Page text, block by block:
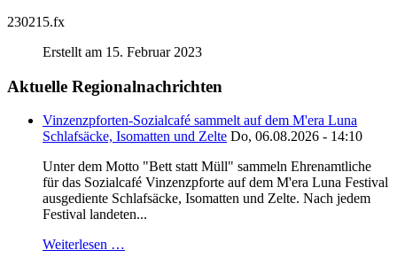
230215.fx
Erstellt am 15. Februar 2023
Aktuelle Regionalnachrichten
Vinzenzpforten-Sozialcafé sammelt auf dem M'era Luna
Schlafsäcke, Isomatten und Zelte Do, 06.08.2026 - 14:10
Unter dem Motto "Bett statt Müll" sammeln Ehrenamtliche
für das Sozialcafé Vinzenzpforte auf dem M'era Luna Festival
ausgediente Schlafsäcke, Isomatten und Zelte. Nach jedem
Festival landeten...
Weiterlesen …